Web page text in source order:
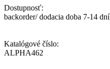
Dostupnosť:
backorder/ dodacia doba 7-14 dní
Katalógové číslo:
ALPHA462